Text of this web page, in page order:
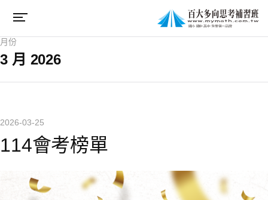
月份
3 月 2026
2026-03-25
114會考榜單